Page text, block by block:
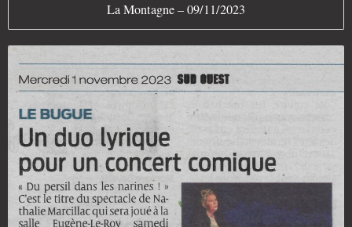
La Montagne – 09/11/2023